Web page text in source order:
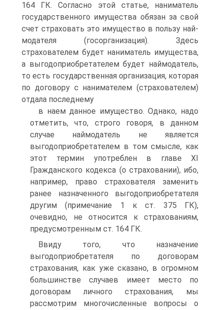
164 ГК. Согласно этой статье, наниматель
государственного имущества обязан за свой
счет страховать это имущество в пользу най-
модателя (госорганизация). Здесь
страхователем будет наниматель имущества,
а выгодоприобретателем будет наймодатель,
то есть государственная организация, которая
по договору с нанимателем (страхователем)
отдала последнему
в наем данное имущество. Однако, надо
отметить, что, строго говоря, в данном
случае наймодатель не является
выгодоприобретателем в том смысле, как
этот термин употреблен в главе XI
Гражданского кодекса (о страховании), ибо,
например, право страхователя заменить
ранее назначенного выгодоприобретателя
другим (примечание 1 к ст. 375 ГК),
очевидно, не относится к страхованиям,
предусмотренным ст. 164 ГК.
Ввиду того, что назначение
выгодоприобретателя по договорам
страхования, как уже сказано, в огромном
большинстве случаев имеет место по
договорам личного страхования, мы
рассмотрим многочисленные вопросы о